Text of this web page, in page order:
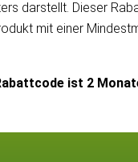
darstellt. Dieser
mit einer
ist 2